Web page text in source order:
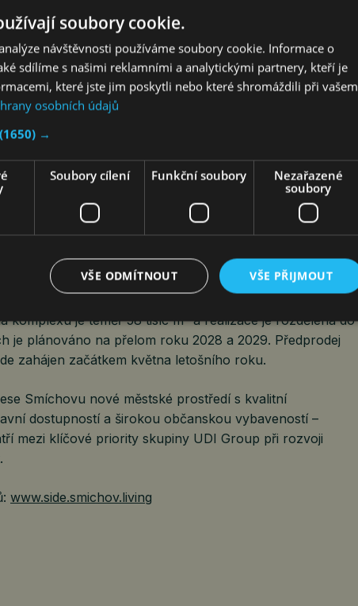
ředitel UDI Group pro Českou republiku.
ve městě, které navazuje na industriální historii Smíchova
místa u řeky. Naším cílem bylo vytvořit nadčasovou
města a shonu každodenního života,“
projektu a partner studia CMC Architects.
převážně menších a středně velkých bytů určených
V přízemních podlažích vzniknou prostory pro retail
městský život a fungující ulici. Součástí projektu budou
a velkorysý zelený vnitroblok přístupný rezidentům
komplexu je téměř 58 tisíc m² a realizace je rozdělena do
je plánováno na přelom roku 2028 a 2029. Předprodej
zahájen začátkem května letošního roku.
Smíchovu nové městské prostředí s kvalitní
dostupností a širokou občanskou vybaveností –
mezi klíčové priority skupiny UDI Group při rozvoji
www.side.smichov.living
soubory cookie.
návštěvnosti používáme soubory cookie. Informace o
sdílíme s našimi reklamními a analytickými partnery, kteří je
které jste jim poskytli nebo které shromáždili při vašem
osobních údajů
(1650) →
Soubory cílení Funkční soubory
Nezařazené
soubory
VŠE PŘIJMOUT
VŠE ODMÍTNOUT